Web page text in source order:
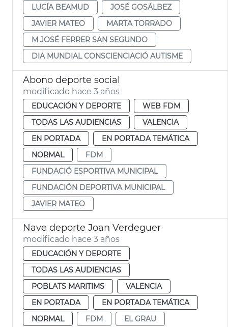
LUCÍA BEAMUD
JOSÉ GOSÁLBEZ
JAVIER MATEO
MARTA TORRADO
M JOSÉ FERRER SAN SEGUNDO
DIA MUNDIAL CONSCIENCIACIÓ AUTISME
Abono deporte social
modificado hace 3 años
EDUCACIÓN Y DEPORTE
WEB FDM
TODAS LAS AUDIENCIAS
VALENCIA
EN PORTADA
EN PORTADA TEMÁTICA
NORMAL
FDM
FUNDACIÓ ESPORTIVA MUNICIPAL
FUNDACIÓN DEPORTIVA MUNICIPAL
JAVIER MATEO
Nave deporte Joan Verdeguer
modificado hace 3 años
EDUCACIÓN Y DEPORTE
TODAS LAS AUDIENCIAS
POBLATS MARITIMS
VALENCIA
EN PORTADA
EN PORTADA TEMÁTICA
NORMAL
FDM EL GRAU